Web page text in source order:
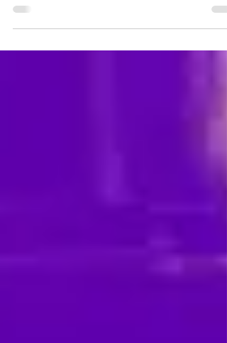
na temporada de premiações